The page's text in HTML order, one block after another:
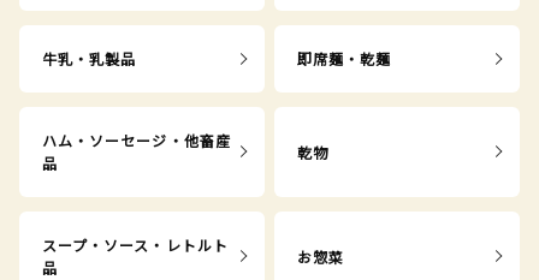
牛乳・乳製品 即席麺・乾麺
ハム・ソーセージ・他畜産
品
乾物
スープ・ソース・レトルト
品
お惣菜